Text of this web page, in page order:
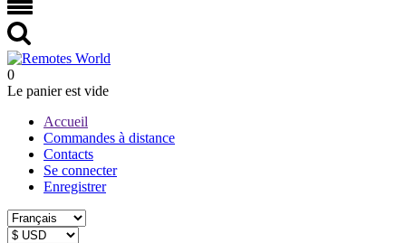
0
Le panier est vide
Accueil
Commandes à distance
Contacts
Se connecter
Enregistrer